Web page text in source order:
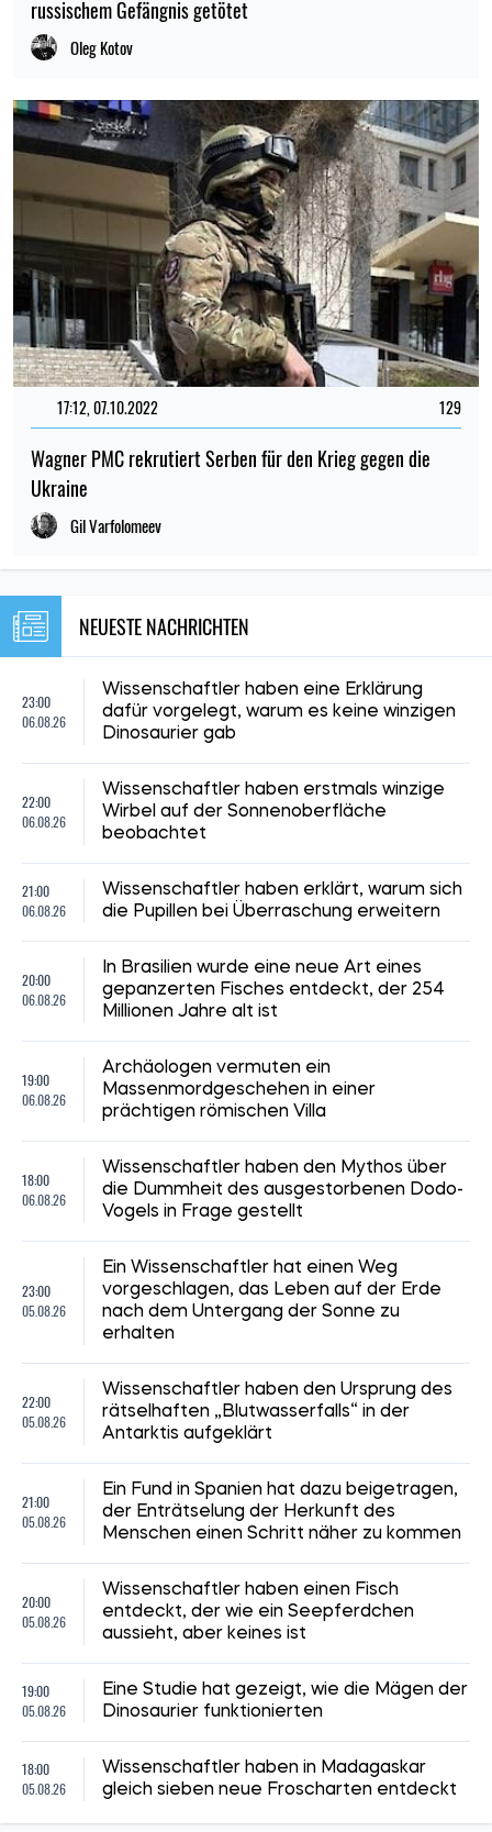
russischem Gefängnis getötet
Oleg Kotov
17:12, 07.10.2022 129
Wagner PMC rekrutiert Serben für den Krieg gegen die
Ukraine
Gil Varfolomeev
NEUESTE NACHRICHTEN
23:00
06.08.26
Wissenschaftler haben eine Erklärung
dafür vorgelegt, warum es keine winzigen
Dinosaurier gab
22:00
06.08.26
Wissenschaftler haben erstmals winzige
Wirbel auf der Sonnenoberfläche
beobachtet
21:00
06.08.26
Wissenschaftler haben erklärt, warum sich
die Pupillen bei Überraschung erweitern
20:00
06.08.26
In Brasilien wurde eine neue Art eines
gepanzerten Fisches entdeckt, der 254
Millionen Jahre alt ist
19:00
06.08.26
Archäologen vermuten ein
Massenmordgeschehen in einer
prächtigen römischen Villa
18:00
06.08.26
Wissenschaftler haben den Mythos über
die Dummheit des ausgestorbenen Dodo-
Vogels in Frage gestellt
23:00
05.08.26
Ein Wissenschaftler hat einen Weg
vorgeschlagen, das Leben auf der Erde
nach dem Untergang der Sonne zu
erhalten
22:00
05.08.26
Wissenschaftler haben den Ursprung des
rätselhaften „Blutwasserfalls“ in der
Antarktis aufgeklärt
21:00
05.08.26
Ein Fund in Spanien hat dazu beigetragen,
der Enträtselung der Herkunft des
Menschen einen Schritt näher zu kommen
20:00
05.08.26
Wissenschaftler haben einen Fisch
entdeckt, der wie ein Seepferdchen
aussieht, aber keines ist
19:00
05.08.26
Eine Studie hat gezeigt, wie die Mägen der
Dinosaurier funktionierten
18:00
05.08.26
Wissenschaftler haben in Madagaskar
gleich sieben neue Froscharten entdeckt